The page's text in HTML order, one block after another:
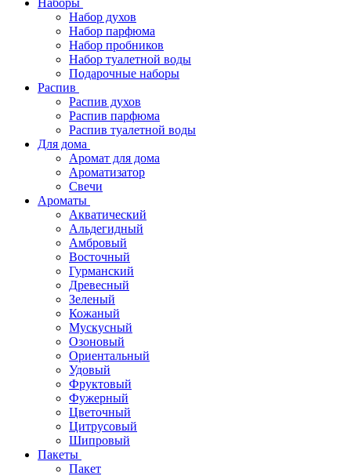
Наборы
Набор духов
Набор парфюма
Набор пробников
Набор туалетной воды
Подарочные наборы
Распив
Распив духов
Распив парфюма
Распив туалетной воды
Для дома
Аромат для дома
Ароматизатор
Свечи
Ароматы
Акватический
Альдегидный
Амбровый
Восточный
Гурманский
Древесный
Зеленый
Кожаный
Мускусный
Озоновый
Ориентальный
Удовый
Фруктовый
Фужерный
Цветочный
Цитрусовый
Шипровый
Пакеты
Пакет